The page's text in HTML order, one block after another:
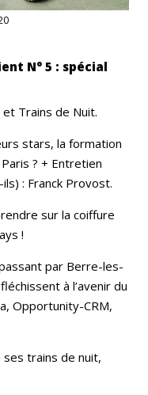
N° 5 : spécial
et Trains de Nuit.
stars, la formation
? + Entretien
: Franck Provost.
sur la coiffure
!
par Berre-les-
à l’avenir du
Opportunity-CRM,
ses trains de nuit,